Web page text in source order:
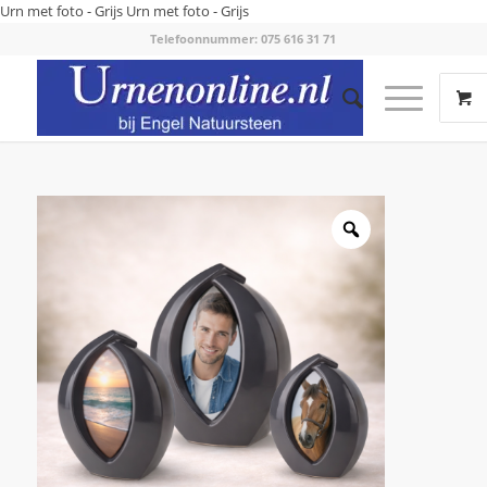
Urn met foto - Grijs Urn met foto - Grijs
Telefoonnummer: 075 616 31 71